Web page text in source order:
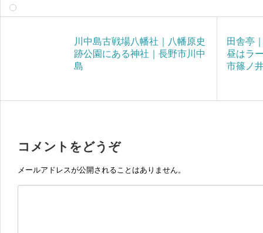
川中島古戦場八幡社｜八幡原史
跡公園にある神社｜長野市川中
島
田舎亭
昼はラ
市篠ノ
コメントをどうぞ
メールアドレスが公開されることはありません。